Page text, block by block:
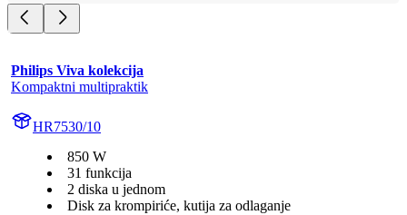
Philips Viva kolekcija
Kompaktni multipraktik
HR7530/10
850 W
31 funkcija
2 diska u jednom
Disk za krompiriće, kutija za odlaganje